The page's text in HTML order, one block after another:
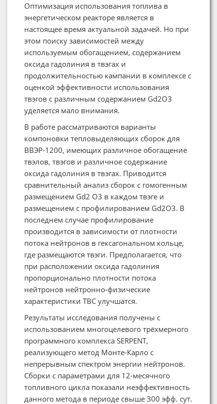
Оптимизация использования топлива в
энергетическом реакторе является в
настоящее время актуальной задачей. Но при
этом поиску зависимостей между
используемым обогащением, содержанием
оксида гадолиния в твэгах и
продолжительностью кампании в комплексе с
оценкой эффективности использования
твэгов с различным содержанием Gd2O3
уделяется мало внимания.
В работе рассматриваются варианты
компоновки тепловыделяющих сборок для
ВВЭР-1200, имеющих различное обогащение
твэлов, твэгов и различное содержание
оксида гадолиния в твэгах. Приводится
сравнительный анализ сборок с гомогенным
размещением Gd2 O3 в каждом твэге и
размещением с профилированием Gd2O3. В
последнем случае профилирование
производится в зависимости от плотности
потока нейтронов в гексагональном кольце,
где размещаются твэги. Предполагается, что
при расположении оксида гадолиния
пропорционально плотности потока
нейтронов нейтронно-физические
характеристики ТВС улучшатся.
Результаты исследования получены с
использованием многоцелевого трёхмерного
программного комплекса SERPENT,
реализующего метод Монте-Карло с
непрерывным спектром энергии нейтронов.
Сборки с параметрами для 12-месячного
топливного цикла показали неэффективность
данного метода в периоде свыше 300 эфф. сут.